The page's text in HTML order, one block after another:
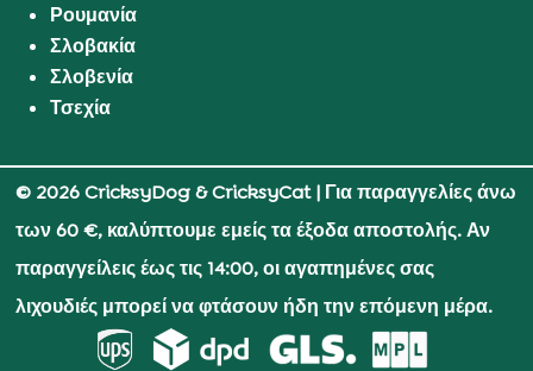
Ρουμανία
Σλοβακία
Σλοβενία
Τσεχία
© 2026 CricksyDog & CricksyCat| Για παραγγελίες άνω
των 60 €, καλύπτουμε εμείς τα έξοδα αποστολής. Αν
παραγγείλεις έως τις 14:00, οι αγαπημένες σας
λιχουδιές μπορεί να φτάσουν ήδη την επόμενη μέρα.